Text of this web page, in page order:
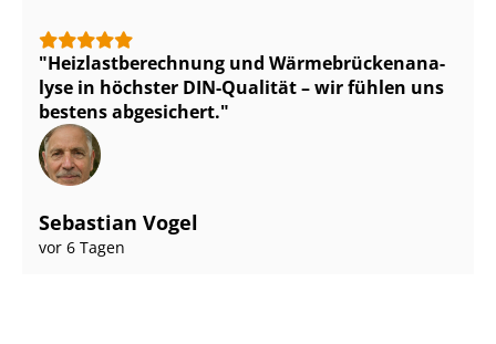
Heiz­last­be­rech­nung und Wär­me­brü­cken­ana­
ly­se in höchster DIN-Qualität – wir fühlen uns
bestens abgesichert.
Sebastian Vogel
vor 6 Tagen